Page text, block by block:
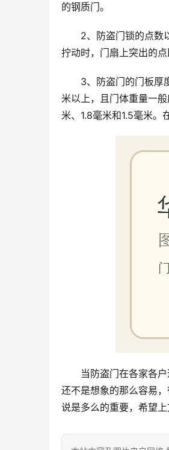
的钢质门。
2、防盗门锁的点数
拧动时，门扇上突出的点
3、防盗门的门板厚
米以上，且门体重量一
米、1.8毫米和1.5毫米。
当防盗门在各家各
还不是想象的那么容易
说是多么的重要，希望上